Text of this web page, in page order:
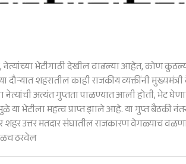
भेटीगाठी देखील वाढल्या आहेत, कोण
दौऱ्यात शहरातील काही राजकीय व्यक्तींनी
नेत्यांची अत्यंत गुप्तता पाळण्यात आली होती, भेट
भेटीला महत्व प्राप्त झाले आहे. या गुप्त बैठकी
उत्तर मतदार संघातील राजकारण वेगळ्याच
ठरवेल